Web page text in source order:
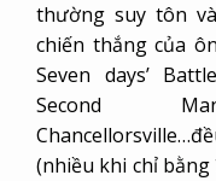
thường suy tôn
chiến thắng của
Seven days’
Second
(nhiều khi chỉ